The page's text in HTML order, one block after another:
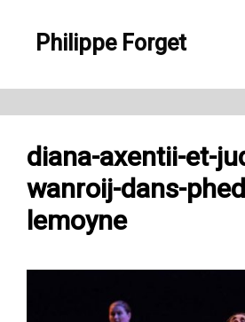
Philippe Forget
diana-axentii-et-
wanroij-dans-
lemoyne